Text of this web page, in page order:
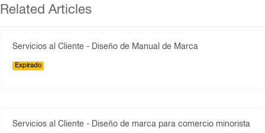
Related Articles
Servicios al Cliente - Diseño de Manual de Marca
Expirado
Servicios al Cliente - Diseño de marca para comercio minorista